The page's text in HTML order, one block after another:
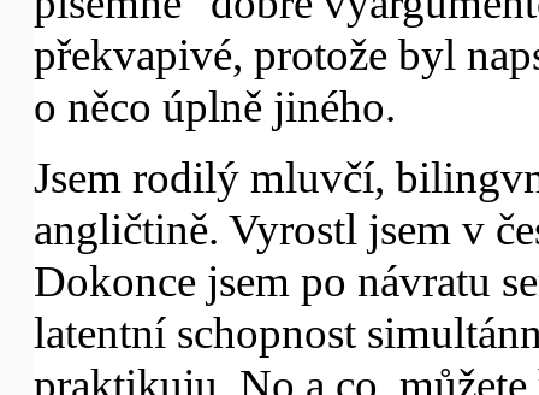
překvapivé, protože byl
o něco úplně jiného.
Jsem rodilý mluvčí,
angličtině. Vyrostl jsem v
Dokonce jsem po návratu
latentní schopnost
praktikuju. No a co,